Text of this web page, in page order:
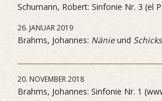
Schumann, Robert: Sinfonie Nr. 3 (el
26. JANUAR 2019
Brahms, Johannes: Nänieund
20. NOVEMBER 2018
Brahms, Johannes: Sinfonie Nr. 1